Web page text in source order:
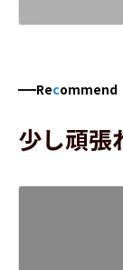
Recommend
少し頑張